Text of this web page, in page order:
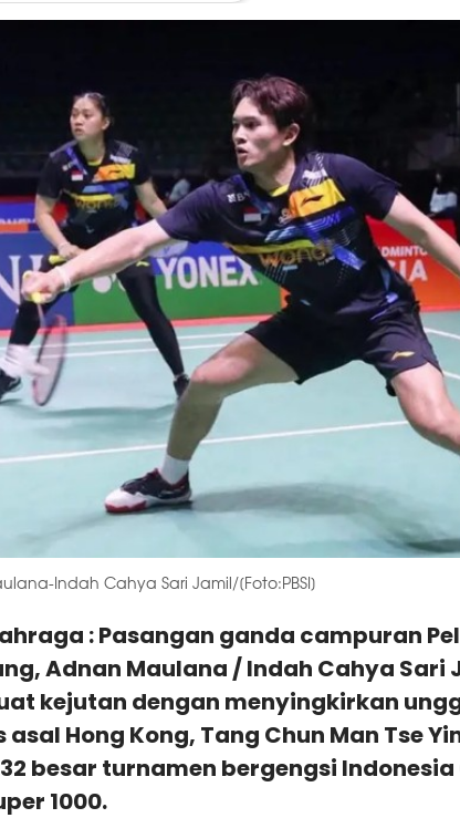
Indah Cahya Sari Jamil/[Foto:PBSI]
: Pasangan ganda campuran
Adnan Maulana / Indah Cahya Sari
kejutan dengan menyingkirkan
Hong Kong, Tang Chun Man Tse
besar turnamen bergengsi Indonesia
1000.